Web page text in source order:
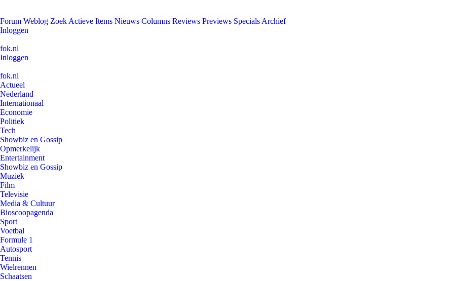
Forum Weblog Zoek Actieve Items Nieuws Columns Reviews Previews Specials Archief
Inloggen
fok.nl
Inloggen
fok.nl
Actueel
Nederland
Internationaal
Economie
Politiek
Tech
Showbiz en Gossip
Opmerkelijk
Entertainment
Showbiz en Gossip
Muziek
Film
Televisie
Media & Cultuur
Bioscoopagenda
Sport
Voetbal
Formule 1
Autosport
Tennis
Wielrennen
Schaatsen